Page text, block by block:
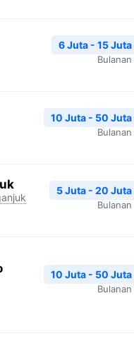
6 Juta - 15 Juta
Bulanan
10 Juta - 50 Juta
Bulanan
5 Juta - 20 Juta
Bulanan
10 Juta - 50 Juta
Bulanan